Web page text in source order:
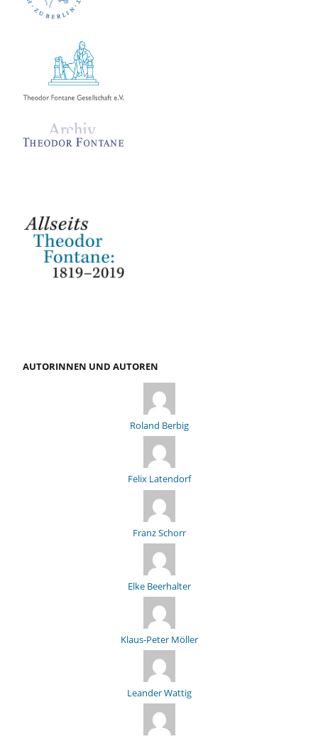
AUTORINNEN UND AUTOREN
Roland Berbig
Felix Latendorf
Franz Schorr
Elke Beerhalter
Klaus-Peter Möller
Leander Wattig